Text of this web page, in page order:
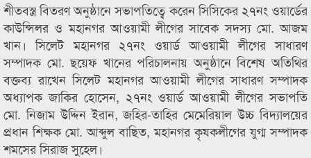
শীতবস্ত্র বিতরণ অনুষ্ঠানে সভাপতিত্বে করেন সিসিকের ২৭নং ওয়ার্ডের
কাউন্সিলর ও মহানগর আওয়ামী লীগের সাবেক সদস্য মো. আজম
খান। সিলেট মহানগর ২৭নং ওয়ার্ড আওয়ামী লীগের সাধারণ
সম্পাদক মো. ছয়েফ খানের পরিচালনায় অনুষ্ঠানে বিশেষ অতিথির
বক্তব্য রাখেন সিলেট মহানগর আওয়ামী লীগের সাধারণ সম্পাদক
অধ্যাপক জাকির হোসেন, ২৭নং ওয়ার্ড আওয়ামী লীগের সভাপতি
মো. নিজাম উদ্দিন ইরান, জহির-তাহির মেমেরিয়াল উচ্চ বিদ্যালয়ের
প্রধান শিক্ষক মো. আব্দুল বাছিত, মহানগর কৃষকলীগের যুগ্ম সম্পাদক
শমসের সিরাজ সুহেল।